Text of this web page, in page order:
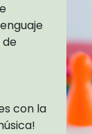
de
con la